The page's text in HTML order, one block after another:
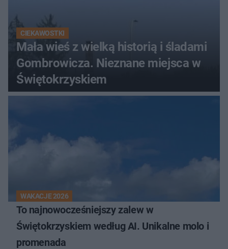
CIEKAWOSTKI
Mała wieś z wielką historią i śladami
Gombrowicza. Nieznane miejsca w
Świętokrzyskiem
WAKACJE 2026
To najnowocześniejszy zalew w
Świętokrzyskiem według AI. Unikalne molo i
promenada